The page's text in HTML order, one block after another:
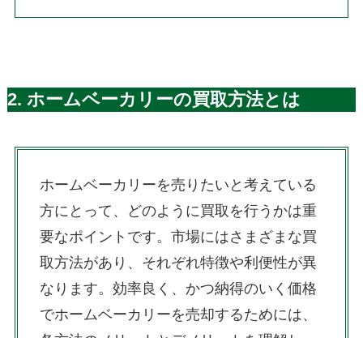
2. ホームベーカリーの買取方法とは
ホームベーカリーを売りたいと考えている
方にとって、どのように買取を行うかは重
要なポイントです。市場にはさまざまな買
取方法があり、それぞれ特徴や利便性が異
なります。効率良く、かつ納得のいく価格
でホームベーカリーを売却するためには、